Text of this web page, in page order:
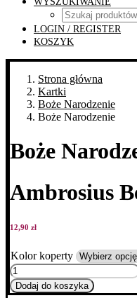
LOGIN / REGISTER
KOSZYK
Strona główna
Kartki
Boże Narodzenie
Boże Narodzenie
Boże
Ambrosius
12,90 zł
Kolor koperty
ilość
Boże
Narodzenie
Dodaj do koszyka